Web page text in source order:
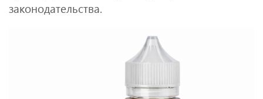
законодательства.